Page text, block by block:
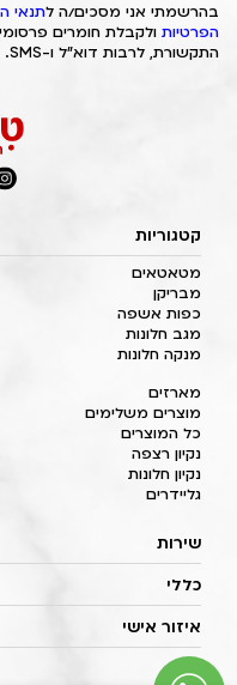
בהרשמתי אני מסכים/ה לתנאי
הפרטיות ולקבלת חומרים
התקשורת, לרבות דוא"ל ו-SMS.
קטגוריות
מטאטאים
מבריקן
כפות אשפה
מגב חלונות
מנקה חלונות
מארזים
מוצרים משלימים
כל המוצרים
נקיון רצפה
נקיון חלונות
גליידרים
שירות
כללי
איזור אישי